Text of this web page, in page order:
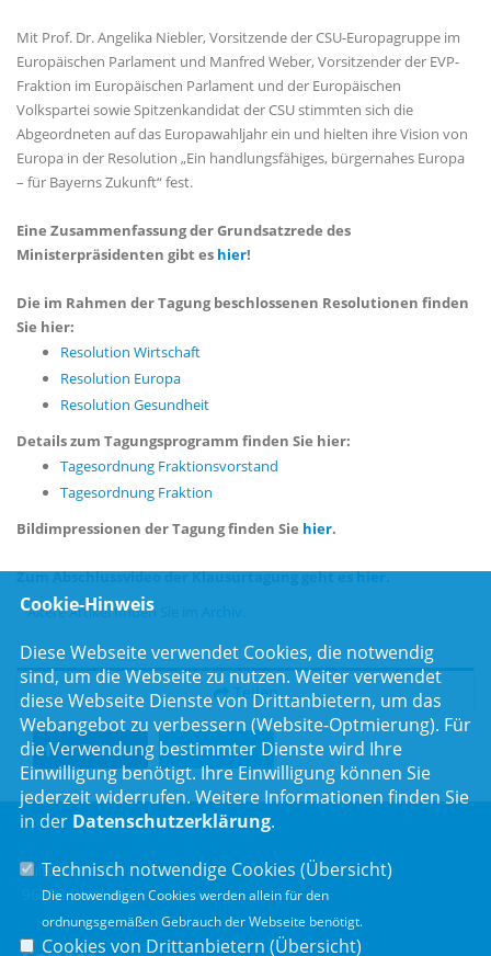
Mit Prof. Dr. Angelika Niebler, Vorsitzende der CSU-Europagruppe im
Europäischen Parlament und Manfred Weber, Vorsitzender der EVP-
Fraktion im Europäischen Parlament und der Europäischen
Volkspartei sowie Spitzenkandidat der CSU stimmten sich die
Abgeordneten auf das Europawahljahr ein und hielten ihre Vision von
Europa in der Resolution „Ein handlungsfähiges, bürgernahes Europa
– für Bayerns Zukunft“ fest.
Eine Zusammenfassung der Grundsatzrede des
Ministerpräsidenten gibt es hier!
Die im Rahmen der Tagung beschlossenen Resolutionen finden
Sie hier:
Resolution Wirtschaft
Resolution Europa
Resolution Gesundheit
Details zum Tagungsprogramm finden Sie hier:
Tagesordnung Fraktionsvorstand
Tagesordnung Fraktion
Bildimpressionen der Tagung finden Sie hier.
Zum Abschlussvideo der Klausurtagung geht eshier.
Ältere Artikel finden Sie im
Archiv
Teilen
Teilen Twittern
Luitpoldstr. 55
96052 Bamberg
Cookie-Hinweis
Diese Webseite verwendet Cookies, die notwendig
sind, um die Webseite zu nutzen. Weiter verwendet
diese Webseite Dienste von Drittanbietern, um das
Webangebot zu verbessern (Website-Optmierung). Für
die Verwendung bestimmter Dienste wird Ihre
Einwilligung benötigt. Ihre Einwilligung können Sie
jederzeit widerrufen. Weitere Informationen finden Sie
in der Datenschutzerklärung.
Technisch notwendige Cookies (Übersicht)
Die notwendigen Cookies werden allein für den
ordnungsgemäßen Gebrauch der Webseite benötigt.
Cookies von Drittanbietern (Übersicht)